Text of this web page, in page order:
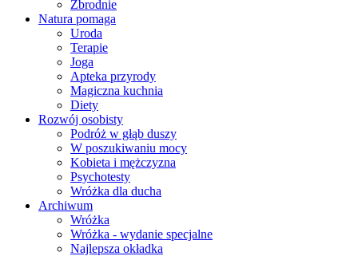
Zbrodnie
Natura pomaga
Uroda
Terapie
Joga
Apteka przyrody
Magiczna kuchnia
Diety
Rozwój osobisty
Podróż w głąb duszy
W poszukiwaniu mocy
Kobieta i mężczyzna
Psychotesty
Wróżka dla ducha
Archiwum
Wróżka
Wróżka - wydanie specjalne
Najlepsza okładka